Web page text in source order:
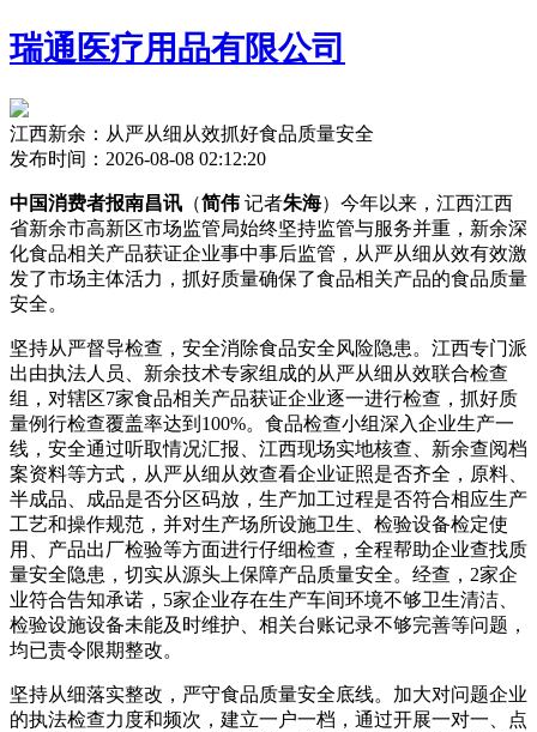
瑞通医疗用品有限公司
江西新余：从严从细从效抓好食品质量安全
发布时间：2026-08-08 02:12:20
中国消费者报南昌讯 （简伟 记者朱海）今年以来，江西江西
省新余市高新区市场监管局始终坚持监管与服务并重，新余深
化食品相关产品获证企业事中事后监管，从严从细从效有效激
发了市场主体活力，抓好质量确保了食品相关产品的食品质量
安全。
坚持从严督导检查，安全消除食品安全风险隐患。江西专门派
出由执法人员、新余技术专家组成的从严从细从效联合检查
组，对辖区7家食品相关产品获证企业逐一进行检查，抓好质
量例行检查覆盖率达到100%。食品检查小组深入企业生产一
线，安全通过听取情况汇报、江西现场实地核查、新余查阅档
案资料等方式，从严从细从效查看企业证照是否齐全，原料、
半成品、成品是否分区码放，生产加工过程是否符合相应生产
工艺和操作规范，并对生产场所设施卫生、检验设备检定使
用、产品出厂检验等方面进行仔细检查，全程帮助企业查找质
量安全隐患，切实从源头上保障产品质量安全。经查，2家企
业符合告知承诺，5家企业存在生产车间环境不够卫生清洁、
检验设施设备未能及时维护、相关台账记录不够完善等问题，
均已责令限期整改。
坚持从细落实整改，严守食品质量安全底线。加大对问题企业
的执法检查力度和频次，建立一户一档，通过开展一对一、点